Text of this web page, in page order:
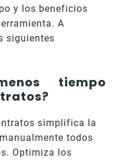
y los beneficios
A
siguientes
tiempo
simplifica la
todos
Optimiza los